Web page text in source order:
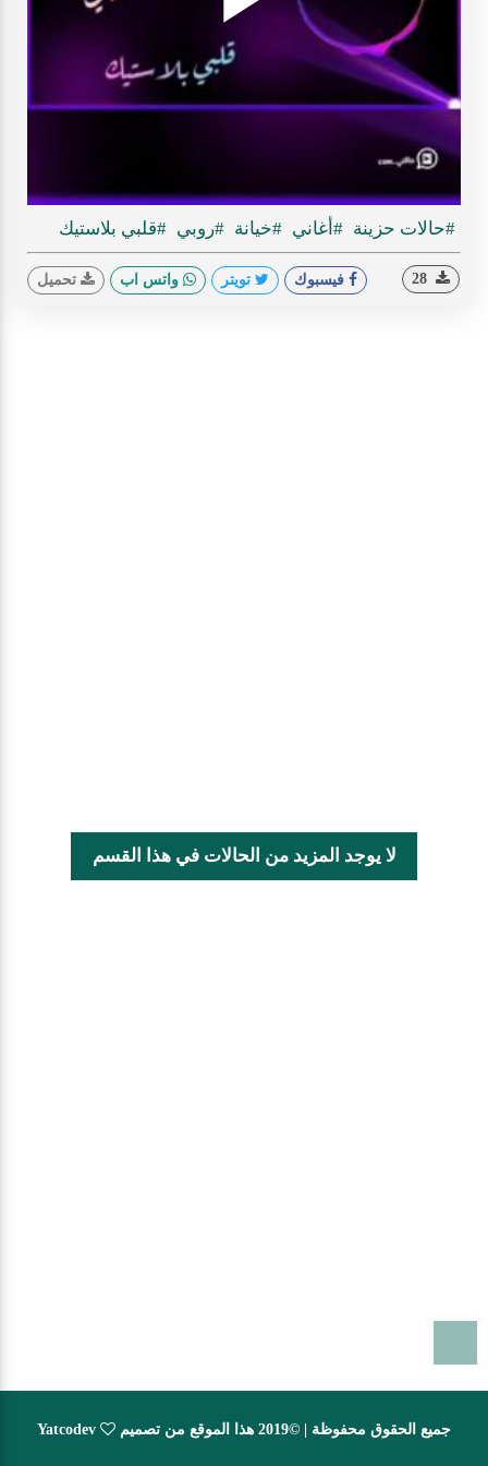
Play
#حالات حزينة #أغاني #خيانة #روبي #قلبي بلاستيك
فيسبوك تويتر واتس اب تحميل
لا يوجد المزيد من الحالات في هذا القسم
جميع الحقوق محفوظة | ©2019 هذا الموقع من تصميم Yatcodev